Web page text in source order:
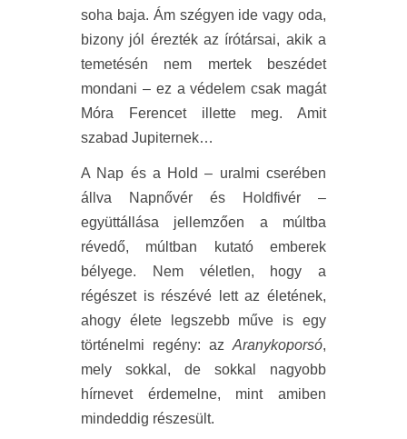
soha baja. Ám szégyen ide vagy oda,
bizony jól érezték az írótársai, akik a
temetésén nem mertek beszédet
mondani – ez a védelem csak magát
Móra Ferencet illette meg. Amit
szabad Jupiternek…
A Nap és a Hold – uralmi cserében
állva Napnővér és Holdfivér –
együttállása jellemzően a múltba
révedő, múltban kutató emberek
bélyege. Nem véletlen, hogy a
régészet is részévé lett az életének,
ahogy élete legszebb műve is egy
történelmi regény: az Aranykoporsó,
mely sokkal, de sokkal nagyobb
hírnevet érdemelne, mint amiben
mindeddig részesült.